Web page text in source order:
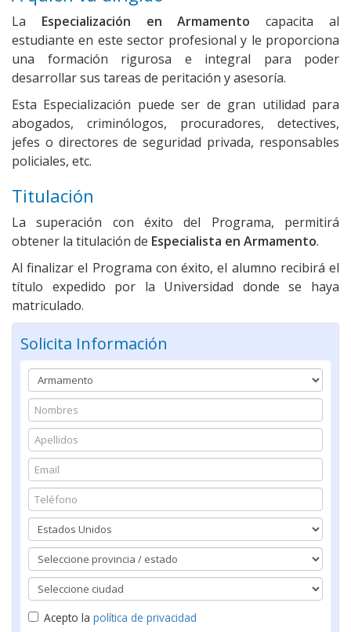
La Especialización en Armamento capacita al
estudiante en este sector profesional y le proporciona
una formación rigurosa e integral para poder
desarrollar sus tareas de peritación y asesoría.
Esta Especialización puede ser de gran utilidad para
abogados, criminólogos, procuradores, detectives,
jefes o directores de seguridad privada, responsables
policiales, etc.
Titulación
La superación con éxito del Programa, permitirá
obtener la titulación de Especialista en Armamento.
Al finalizar el Programa con éxito, el alumno recibirá el
título expedido por la Universidad donde se haya
matriculado.
Solicita Información
Acepto la política de privacidad